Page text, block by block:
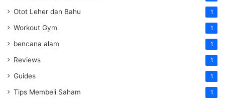
Otot Leher dan Bahu 1
Workout Gym 1
bencana alam 1
Reviews 1
Guides 1
Tips Membeli Saham 1